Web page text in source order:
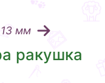
мм
ракушка